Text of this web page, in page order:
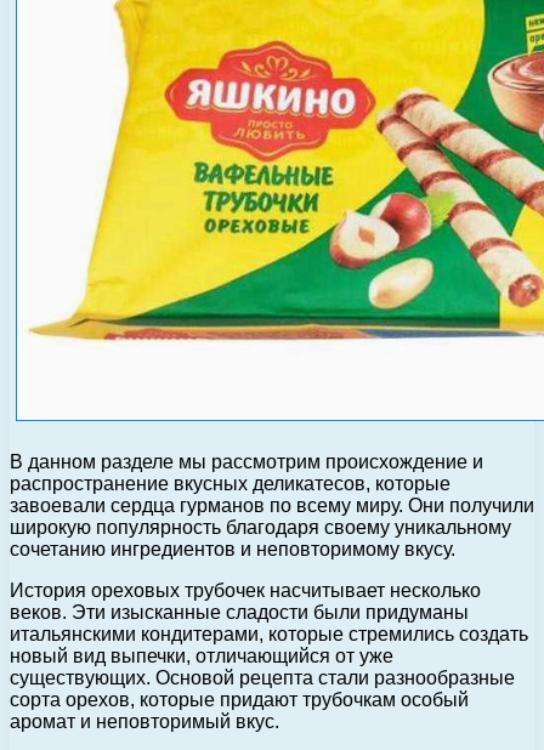
В данном разделе мы рассмотрим происхождение и
распространение вкусных деликатесов, которые
завоевали сердца гурманов по всему миру. Они получили
широкую популярность благодаря своему уникальному
сочетанию ингредиентов и неповторимому вкусу.
История ореховых трубочек насчитывает несколько
веков. Эти изысканные сладости были придуманы
итальянскими кондитерами, которые стремились создать
новый вид выпечки, отличающийся от уже
существующих. Основой рецепта стали разнообразные
сорта орехов, которые придают трубочкам особый
аромат и неповторимый вкус.